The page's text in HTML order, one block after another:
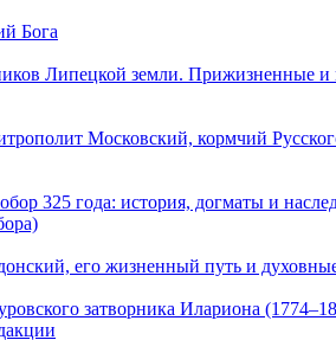
Бога
Липецкой земли. Прижизненные и
Московский, кормчий
325 года: история, догматы и
его жизненный путь и
затворника Илариона